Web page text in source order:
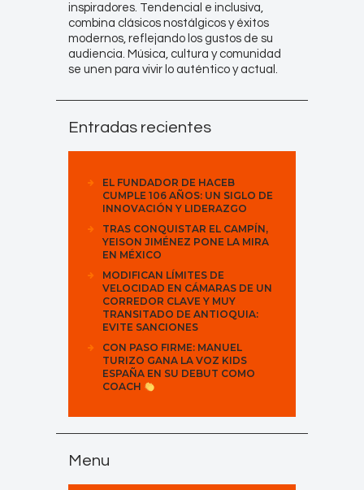
inspiradores. Tendencial e inclusiva,
combina clásicos nostálgicos y éxitos
modernos, reflejando los gustos de su
audiencia. Música, cultura y comunidad
se unen para vivir lo auténtico y actual.
Entradas recientes
EL FUNDADOR DE HACEB
CUMPLE 106 AÑOS: UN SIGLO DE
INNOVACIÓN Y LIDERAZGO
TRAS CONQUISTAR EL CAMPÍN,
YEISON JIMÉNEZ PONE LA MIRA
EN MÉXICO
MODIFICAN LÍMITES DE
VELOCIDAD EN CÁMARAS DE UN
CORREDOR CLAVE Y MUY
TRANSITADO DE ANTIOQUIA:
EVITE SANCIONES
CON PASO FIRME: MANUEL
TURIZO GANA LA VOZ KIDS
ESPAÑA EN SU DEBUT COMO
COACH
Menu